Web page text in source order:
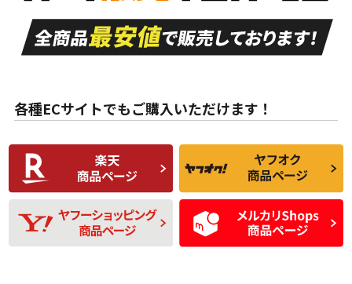
A
走行距離も少なく、
目立つ傷もほとんど
ない中古品
A
走行距離も少なく、
非常に状態の良い中
古品
な中古品
んどない中古品
C
比較的きれいな中古
品
C
られるが、使用に問
題のない中古品
D
使用感や目立つ傷が
あり、一般的な中古
品
D
残り溝も少なく、偏
磨耗がみられ、短期
間使用できるくらい
の中古品
各種ECサイトでもご購入いただけます！